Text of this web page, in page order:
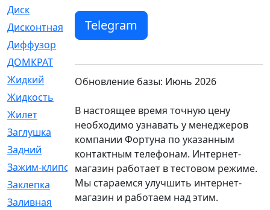
Диск
[418]
Дисконтная
[1]
Диффузор
ДОМКРАТ
[1]
Жидкий
[5]
Жидкость
Жилет
[1]
Заглушка
[21]
Задний
[528]
Зажим-клипса
[1]
Заклепка
[1]
Заливная
[4]
Telegram
Обновление базы: Июнь 2026
В настоящее время точную цену
необходимо узнавать у менеджеров
компании Фортуна по указанным
контактным телефонам. Интернет-
магазин работает в тестовом режиме.
Мы стараемся улучшить интернет-
магазин и работаем над этим.